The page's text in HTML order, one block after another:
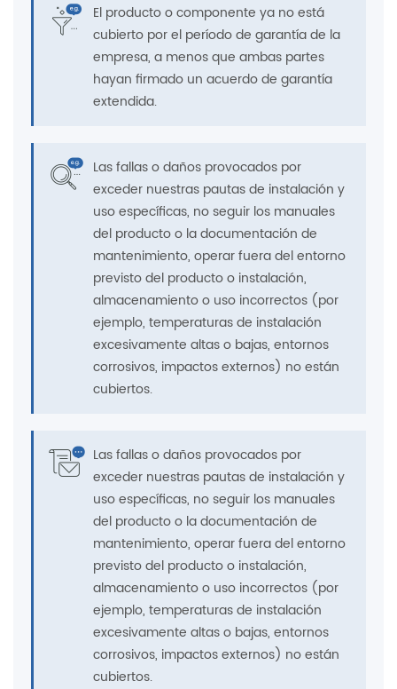
El producto o componente ya no está
cubierto por el período de garantía de la
empresa, a menos que ambas partes
hayan firmado un acuerdo de garantía
extendida.
Las fallas o daños provocados por
exceder nuestras pautas de instalación y
uso específicas, no seguir los manuales
del producto o la documentación de
mantenimiento, operar fuera del entorno
previsto del producto o instalación,
almacenamiento o uso incorrectos (por
ejemplo, temperaturas de instalación
excesivamente altas o bajas, entornos
corrosivos, impactos externos) no están
cubiertos.
Las fallas o daños provocados por
exceder nuestras pautas de instalación y
uso específicas, no seguir los manuales
del producto o la documentación de
mantenimiento, operar fuera del entorno
previsto del producto o instalación,
almacenamiento o uso incorrectos (por
ejemplo, temperaturas de instalación
excesivamente altas o bajas, entornos
corrosivos, impactos externos) no están
cubiertos.